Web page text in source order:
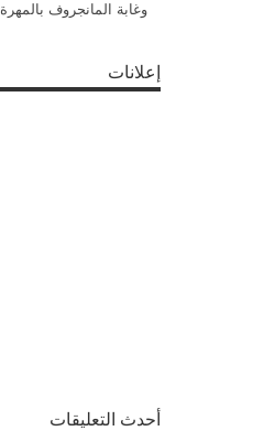
وغابة المانجروف بالمهرة
إعلانات
أحدث التعليقات